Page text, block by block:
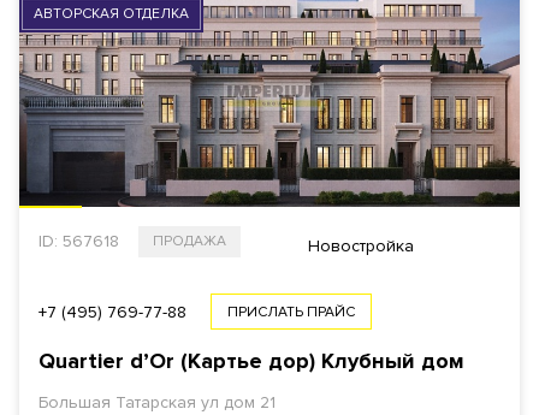
СТОИМОСТЬ
Общая За 1 м²
₽ $ €
ПЛОЩАДЬ
АВТОРСКАЯ ОТДЕЛКА
ID: 567618 ПРОДАЖА Новостройка
+7 (495) 769-77-88 ПРИСЛАТЬ ПРАЙС
Quartier d’Or (Картье дор) Клубный дом
Большая Татарская ул дом 21